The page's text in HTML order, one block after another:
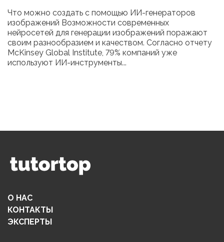
Что можно создать с помощью ИИ-генераторов
изображений Возможности современных
нейросетей для генерации изображений поражают
своим разнообразием и качеством. Согласно отчету
McKinsey Global Institute, 79% компаний уже
используют ИИ-инструменты...
О НАС
КОНТАКТЫ
ЭКСПЕРТЫ